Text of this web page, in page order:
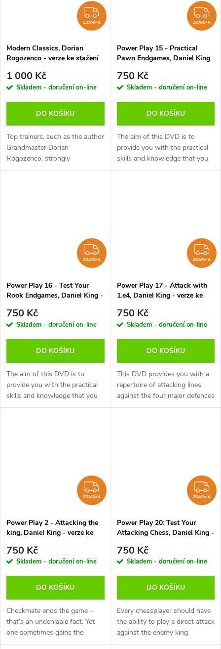
ZDARMA
ZDARMA
Modern Classics, Dorian
Rogozenco - verze ke stažení
1 000 Kč
Skladem - doručení on-line
DO KOŠÍKU
Top trainers, such as the author
Grandmaster Dorian
Rogozenco, strongly
recommend regular study of
ZDARMA
Power Play 15 - Practical
Pawn Endgames, Daniel King
německy)
750 Kč
Skladem - doručení on-line
DO KOŠÍKU
The aim of this DVD is to
provide you with the practical
skills and knowledge that you
will need to play a king and
ZDARMA
ZDARMA
Power Play 16 - Test Your
Rook Endgames, Daniel King -
německy)
750 Kč
Skladem - doručení on-line
DO KOŠÍKU
The aim of this DVD is to
provide you with the practical
skills and knowledge that you
will need to play a rook and
ZDARMA
Power Play 17 - Attack with
1.e4, Daniel King - verze ke
750 Kč
Skladem - doručení on-line
DO KOŠÍKU
This DVD provides you with a
repertoire of attacking lines
against the four major defences
to 1.e4 – that is, 1...e5, the
ZDARMA
ZDARMA
Power Play 2 - Attacking the
king, Daniel King - verze ke
750 Kč
Skladem - doručení on-line
DO KOŠÍKU
Checkmate ends the game –
that’s an undeniable fact. Yet
one sometimes gains the
impression that players who
ZDARMA
Power Play 20: Test Your
Attacking Chess, Daniel King -
německy)
750 Kč
Skladem - doručení on-line
DO KOŠÍKU
Every chessplayer should have
the ability to play a direct attack
against the enemy king.
Positional chess is important